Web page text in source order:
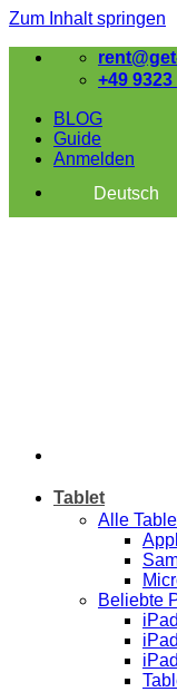
Zum Inhalt springen
+49 9323
BLOG
Guide
Anmelden
Deutsch
Tablet
Alle
Beliebte